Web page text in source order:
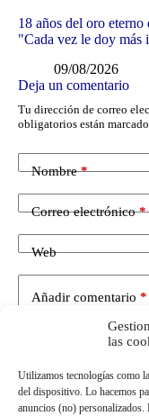
las
Utilizamos tecnologías como
del dispositivo. Lo hacemos
anuncios (no) personalizados.
18 años del oro eterno
"Cada vez le doy más
09/08/2026
Deja un comentario
Tu dirección de correo
obligatorios están
Nombre*
Correo electrónico*
Web
Añadir comentario *